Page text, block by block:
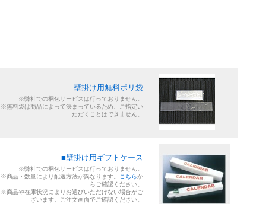
壁掛け用無料ポリ袋
※弊社での梱包サービスは行っておりません。
※無料袋は商品によって決まっているため、ご指定い
ただくことはできません。
■壁掛け用ギフトケース
※弊社での梱包サービスは行っておりません。
※商品・数量により配送方法が異なります。
こちらか
らご確認ください。
※商品や在庫状況によりお選びいただけない場合がご
ざいます。ご注文画面でご確認ください。